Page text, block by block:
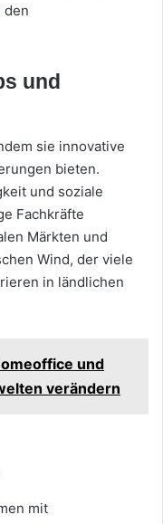
den
und
sie innovative
bieten.
und soziale
Fachkräfte
Märkten und
Wind, der viele
in ländlichen
und
verändern
mit